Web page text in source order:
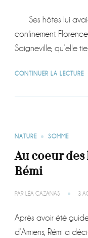
Ses hôtes lui
confinement.
Saigneville, qu’elle
CONTINUER LA LECTURE
NATURE SOMME
Au coeur
Rémi
PAR LÉA CAZANAS 3
Après avoir été
d’Amiens, Rémi a